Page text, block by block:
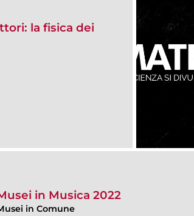
la fisica dei
in Musica 2022
in Comune